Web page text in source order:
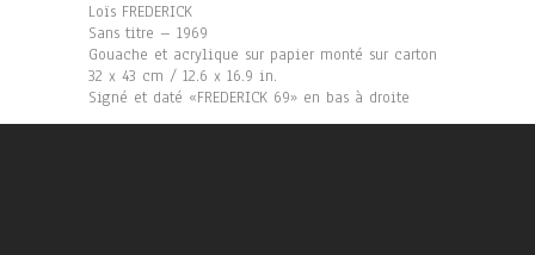
Loïs FREDERICK
Sans titre – 1969
Gouache et acrylique sur papier monté sur carton
32 x 43 cm / 12.6 x 16.9 in.
Signé et daté «FREDERICK 69» en bas à droite